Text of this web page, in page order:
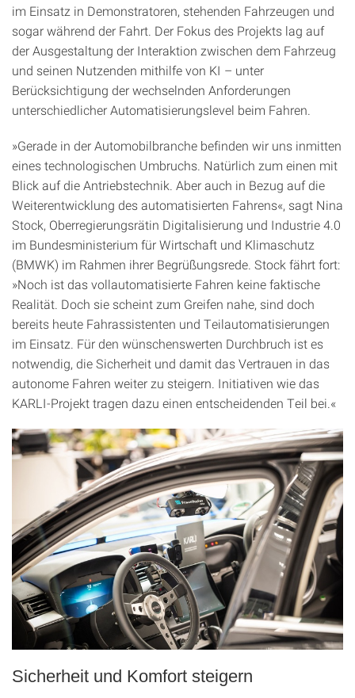
im Einsatz in Demonstratoren, stehenden Fahrzeugen und
sogar während der Fahrt. Der Fokus des Projekts lag auf
der Ausgestaltung der Interaktion zwischen dem Fahrzeug
und seinen Nutzenden mithilfe von KI – unter
Berücksichtigung der wechselnden Anforderungen
unterschiedlicher Automatisierungslevel beim Fahren.
»Gerade in der Automobilbranche befinden wir uns inmitten
eines technologischen Umbruchs. Natürlich zum einen mit
Blick auf die Antriebstechnik. Aber auch in Bezug auf die
Weiterentwicklung des automatisierten Fahrens«, sagt Nina
Stock, Oberregierungsrätin Digitalisierung und Industrie 4.0
im Bundesministerium für Wirtschaft und Klimaschutz
(BMWK) im Rahmen ihrer Begrüßungsrede. Stock fährt fort:
»Noch ist das vollautomatisierte Fahren keine faktische
Realität. Doch sie scheint zum Greifen nahe, sind doch
bereits heute Fahrassistenten und Teilautomatisierungen
im Einsatz. Für den wünschenswerten Durchbruch ist es
notwendig, die Sicherheit und damit das Vertrauen in das
autonome Fahren weiter zu steigern. Initiativen wie das
KARLI-Projekt tragen dazu einen entscheidenden Teil bei.«
Sicherheit und Komfort steigern